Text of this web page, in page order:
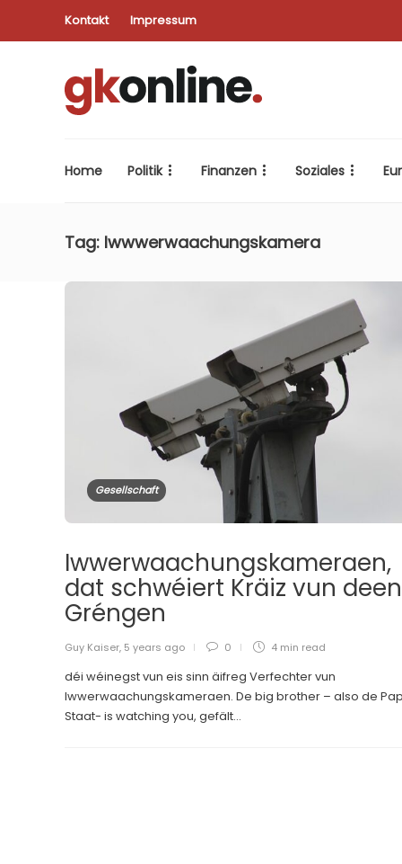
Kontakt Impressum
Home Politik Finanzen Soziales
Tag: Iwwwerwaachungskamera
Gesellschaft
Iwwerwaachungskameraen,
dat schwéiert Kräiz vun
Gréngen
Guy Kaiser, 5 years ago 0 4 min read
déi wéinegst vun eis sinn äifreg Verfechter vun
Iwwerwaachungskameraen. De big brother – also de
Staat- is watching you, gefält...